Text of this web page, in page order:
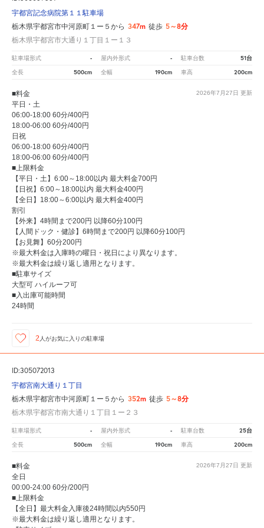
宇都宮記念病院第１１駐車場
栃木県宇都宮市中河原町１ー５から 347m 徒歩 5～8分
栃木県宇都宮市大通り１丁目１ー１３
駐車場形式 - 屋内外形式 - 駐車台数 51台
全長 500cm 全幅 190cm 車高 200cm
2026年7月27日 更新
■料金
平日・土
06:00-18:00 60分/400円
18:00-06:00 60分/400円
日祝
06:00-18:00 60分/400円
18:00-06:00 60分/400円
■上限料金
【平日・土】6:00～18:00以内 最大料金700円
【日祝】6:00～18:00以内 最大料金400円
【全日】18:00～6:00以内 最大料金400円
割引
【外来】4時間まで200円 以降60分100円
【人間ドック・健診】6時間まで200円 以降60分100円
【お見舞】60分200円
※最大料金は入庫時の曜日・祝日により異なります。
※最大料金は繰り返し適用となります。
■駐車サイズ
大型可 ハイルーフ可
■入出庫可能時間
24時間
2 人がお気に入りの駐車場
ID:305072013
宇都宮南大通り１丁目
栃木県宇都宮市中河原町１ー５から 352m 徒歩 5～8分
栃木県宇都宮市南大通り１丁目１ー２３
駐車場形式 - 屋内外形式 - 駐車台数 25台
全長 500cm 全幅 190cm 車高 200cm
2026年7月27日 更新
■料金
全日
00:00-24:00 60分/200円
■上限料金
【全日】最大料金入庫後24時間以内550円
※最大料金は繰り返し適用となります。